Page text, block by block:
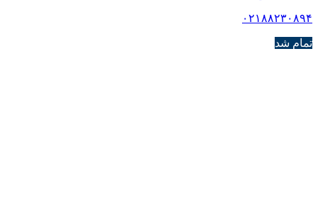
۰۲۱۸۸۲۳۰۸۹۴
تمام شد